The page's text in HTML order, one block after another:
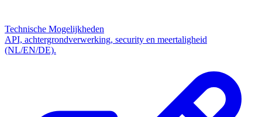
Technische Mogelijkheden
API, achtergrondverwerking, security en meertaligheid
(NL/EN/DE).